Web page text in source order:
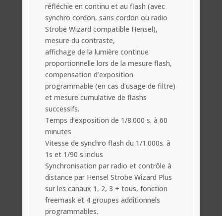
réfléchie en continu et au flash (avec
synchro cordon, sans cordon ou radio
Strobe Wizard compatible Hensel),
mesure du contraste,
affichage de la lumière continue
proportionnelle lors de la mesure flash,
compensation d’exposition
programmable (en cas d’usage de filtre)
et mesure cumulative de flashs
successifs.
Temps d’exposition de 1/8.000 s. à 60
minutes
Vitesse de synchro flash du 1/1.000s. à
1s et 1/90 s inclus
Synchronisation par radio et contrôle à
distance par Hensel Strobe Wizard Plus
sur les canaux 1, 2, 3 + tous, fonction
freemask et 4 groupes additionnels
programmables.